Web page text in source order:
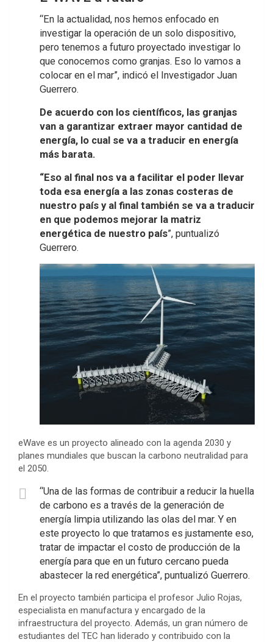
“En la actualidad, nos hemos enfocado en
investigar la operación de un solo dispositivo,
pero tenemos a futuro proyectado investigar lo
que conocemos como granjas. Eso lo vamos a
colocar en el mar”, indicó el Investigador Juan
Guerrero.
De acuerdo con los científicos, las granjas
van a garantizar extraer mayor cantidad de
energía, lo cual se va a traducir en energía
más barata.
“Eso al final nos va a facilitar el poder llevar
toda esa energía a las zonas costeras de
nuestro país y al final también se va a traducir
en que podemos mejorar la matriz
energética de nuestro país”, puntualizó
Guerrero.
eWave es un proyecto alineado con la agenda 2030 y
planes mundiales que buscan la carbono neutralidad para
el 2050.
“Una de las formas de contribuir a reducir la huella
de carbono es a través de la generación de
energía limpia utilizando las olas del mar. Y en
este proyecto lo que tratamos es justamente eso,
tratar de impactar el costo de producción de la
energía para que en un futuro cercano pueda
abastecer la red energética”, puntualizó Guerrero.
En el proyecto también participa el profesor Julio Rojas,
especialista en manufactura y encargado de la
infraestructura del proyecto. Además, un gran número de
estudiantes del TEC han liderado y contribuido con la